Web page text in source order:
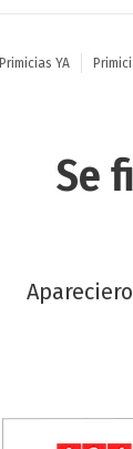
Primicias YA
Se